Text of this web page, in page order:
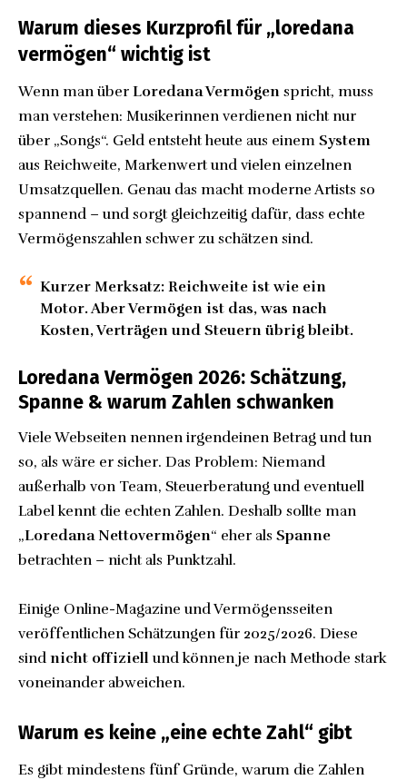
Warum dieses Kurzprofil für „loredana
vermögen“ wichtig ist
Wenn man über Loredana Vermögen spricht, muss
man verstehen: Musikerinnen verdienen nicht nur
über „Songs“. Geld entsteht heute aus einem System
aus Reichweite, Markenwert und vielen einzelnen
Umsatzquellen. Genau das macht moderne Artists so
spannend – und sorgt gleichzeitig dafür, dass echte
Vermögenszahlen schwer zu schätzen sind.
Kurzer Merksatz: Reichweite ist wie ein
Motor. Aber Vermögen ist das, was nach
Kosten, Verträgen und Steuern übrig bleibt.
Loredana Vermögen 2026: Schätzung,
Spanne & warum Zahlen schwanken
Viele Webseiten nennen irgendeinen Betrag und tun
so, als wäre er sicher. Das Problem: Niemand
außerhalb von Team, Steuerberatung und eventuell
Label kennt die echten Zahlen. Deshalb sollte man
„Loredana Nettovermögen“ eher als Spanne
betrachten – nicht als Punktzahl.
Einige Online-Magazine und Vermögensseiten
veröffentlichen Schätzungen für 2025/2026. Diese
sind nicht offiziellund können je nach Methode stark
voneinander abweichen.
Warum es keine „eine echte Zahl“ gibt
Es gibt mindestens fünf Gründe, warum die Zahlen